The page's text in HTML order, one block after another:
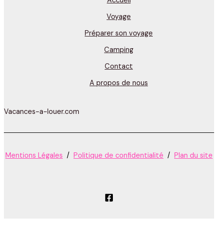
Voyage
Préparer son voyage
Camping
Contact
A propos de nous
Vacances-a-louer.com
Mentions Légales / Politique de confidentialité / Plan du site